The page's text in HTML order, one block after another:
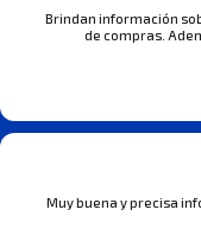
Brindan información
de compras.
Muy buena y precisa